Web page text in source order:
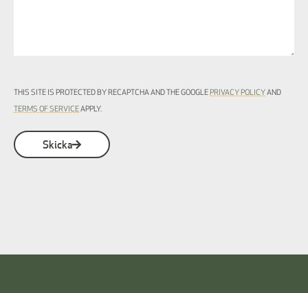
THIS SITE IS PROTECTED BY RECAPTCHA AND THE GOOGLE PRIVACY POLICY AND
TERMS OF SERVICEAPPLY.
Skicka